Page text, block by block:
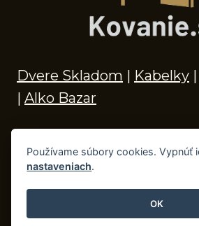
Dvere Skladom | Kabelky |
| Alko Bazar
© 2026 Kľučky na dvere,
doplnky do kúpeľne a
Používame súbory cookies. Vypnúť
nastaveniach.
OK